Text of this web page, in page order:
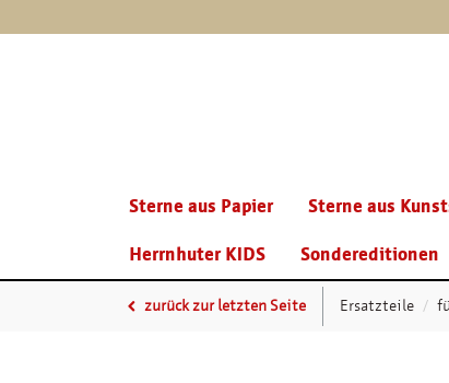
Sterne aus Papier Sterne aus
Herrnhuter KIDS Sondereditionen
zurück zur letzten Seite Ersatzteile